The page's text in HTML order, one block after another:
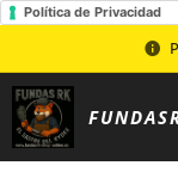
Política de Privacidad